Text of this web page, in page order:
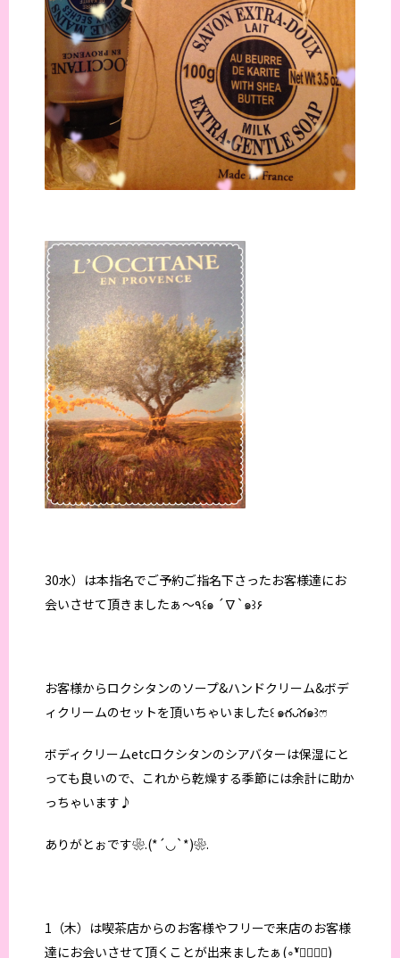
30水）は本指名でご予約ご指名下さったお客様達にお
会いさせて頂きましたぁ〜٩꒰๑ ´∇`๑꒱۶
お客様からロクシタンのソープ&ハンドクリーム&ボデ
ィクリームのセットを頂いちゃいました꒰ ๑ּగᴗ̂గ๑꒱ෆ⃛
ボディクリームetcロクシタンのシアバターは保湿にと
っても良いので、これから乾燥する季節には余計に助か
っちゃいます♪
ありがとぉです❀.(*´◡`*)❀.
1（木）は喫茶店からのお客様やフリーで来店のお客様
達にお会いさせて頂くことが出来ましたぁ(∘❛ั⌔❛ั∘)